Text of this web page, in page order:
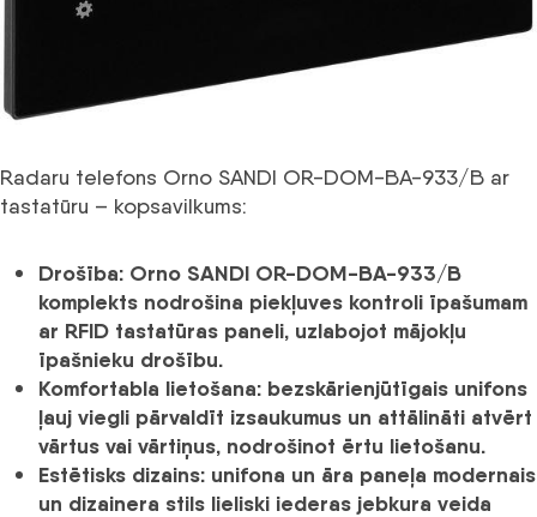
Radaru telefons Orno SANDI OR-DOM-BA-933/B ar
tastatūru – kopsavilkums:
Drošība: Orno SANDI OR-DOM-BA-933/B
komplekts nodrošina piekļuves kontroli īpašumam
ar RFID tastatūras paneli, uzlabojot mājokļu
īpašnieku drošību.
Komfortabla lietošana: bezskārienjūtīgais unifons
ļauj viegli pārvaldīt izsaukumus un attālināti atvērt
vārtus vai vārtiņus, nodrošinot ērtu lietošanu.
Estētisks dizains: unifona un āra paneļa modernais
un dizainera stils lieliski iederas jebkura veida